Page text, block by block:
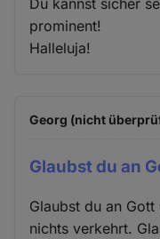
prominent!
Halleluja!
Georg (nicht
Glaubst du an
Glaubst du an
nichts verkehrt.